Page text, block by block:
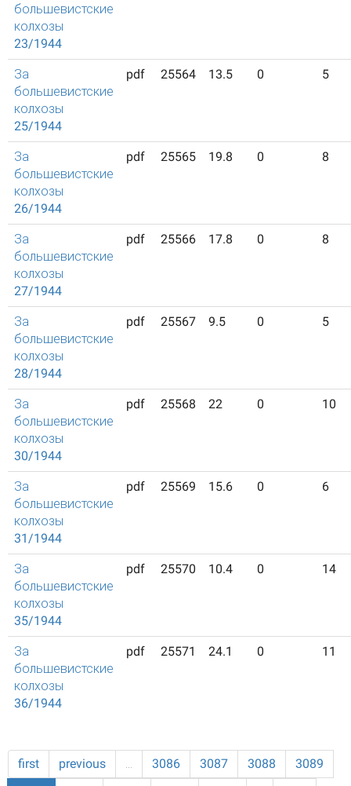
большевистские
колхозы
23/1944
За
большевистские
колхозы
25/1944
pdf 25564 13.5 0 5
За
большевистские
колхозы
26/1944
pdf 25565 19.8 0 8
За
большевистские
колхозы
27/1944
pdf 25566 17.8 0 8
За
большевистские
колхозы
28/1944
pdf 25567 9.5 0 5
За
большевистские
колхозы
30/1944
pdf 25568 22 0 10
За
большевистские
колхозы
31/1944
pdf 25569 15.6 0 6
За
большевистские
колхозы
35/1944
pdf 25570 10.4 0 14
За
большевистские
колхозы
36/1944
pdf 25571 24.1 0 11
first previous … 3086 3087 3088
3089